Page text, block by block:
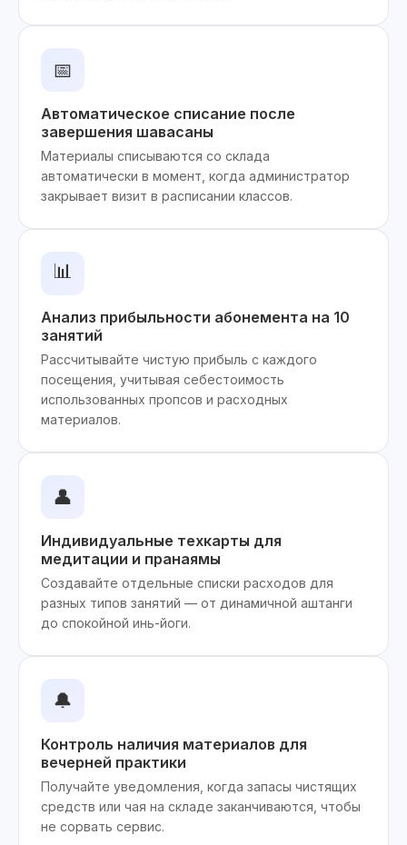
📅
Автоматическое списание после
завершения шавасаны
Материалы списываются со склада
автоматически в момент, когда администратор
закрывает визит в расписании классов.
📊
Анализ прибыльности абонемента на 10
занятий
Рассчитывайте чистую прибыль с каждого
посещения, учитывая себестоимость
использованных пропсов и расходных
материалов.
👤
Индивидуальные техкарты для
медитации и пранаямы
Создавайте отдельные списки расходов для
разных типов занятий — от динамичной аштанги
до спокойной инь-йоги.
🔔
Контроль наличия материалов для
вечерней практики
Получайте уведомления, когда запасы чистящих
средств или чая на складе заканчиваются, чтобы
не сорвать сервис.